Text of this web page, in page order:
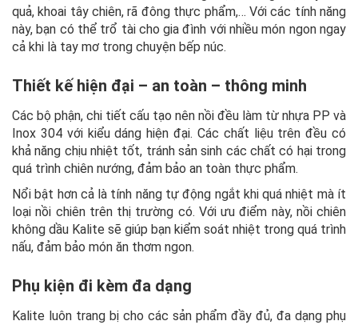
quả, khoai tây chiên, rã đông thực phẩm,… Với các tính năng
này, bạn có thể trổ tài cho gia đình với nhiều món ngon ngay
cả khi là tay mơ trong chuyện bếp núc.
Thiết kế hiện đại – an toàn – thông minh
Các bộ phận, chi tiết cấu tạo nên nồi đều làm từ nhựa PP và
Inox 304 với kiểu dáng hiện đại. Các chất liệu trên đều có
khả năng chịu nhiệt tốt, tránh sản sinh các chất có hại trong
quá trình chiên nướng, đảm bảo an toàn thực phẩm.
Nổi bật hơn cả là tính năng tự động ngắt khi quá nhiệt mà ít
loại nồi chiên trên thị trường có. Với ưu điểm này, nồi chiên
không dầu Kalite sẽ giúp bạn kiểm soát nhiệt trong quá trình
nấu, đảm bảo món ăn thơm ngon.
Phụ kiện đi kèm đa dạng
Kalite luôn trang bị cho các sản phẩm đầy đủ, đa dạng phụ